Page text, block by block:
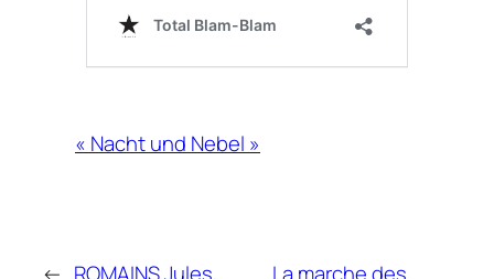
« Nacht und Nebel »